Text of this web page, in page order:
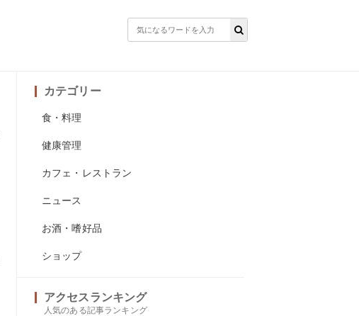
カテゴリー
食・料理
健康管理
カフェ・レストラン
ニュース
お酒・嗜好品
ショップ
アクセスランキング
人気のある記事ランキング